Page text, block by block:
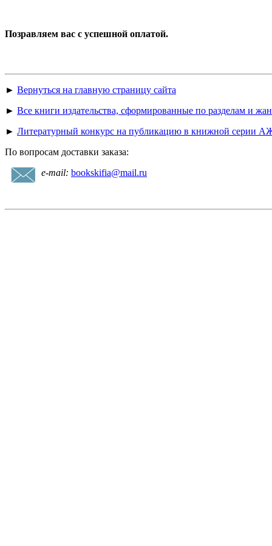
Позравляем вас с успешной оплатой.
► Вернуться на главную страницу сайта
► Все книги издательства, сформированные по разделам и
► Литературный конкурс на публикацию в книжной серии
По вопросам доставки заказа:
e-mail: bookskifia@mail.ru